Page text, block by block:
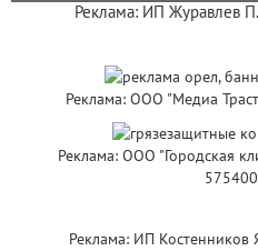
Реклама: ИП Журавлев
Реклама: ООО "Медиа
Реклама: ООО "Городская
Реклама: ИП